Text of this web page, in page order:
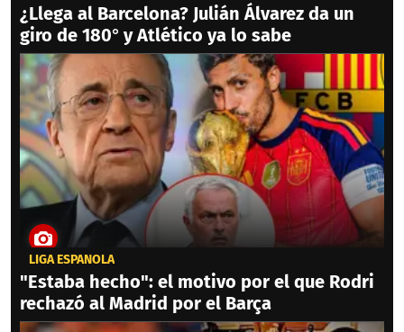
¿Llega al Barcelona? Julián Álvarez da un
giro de 180° y Atlético ya lo sabe
LIGA ESPAÑOLA
"Estaba hecho": el motivo por el que Rodri
rechazó al Madrid por el Barça